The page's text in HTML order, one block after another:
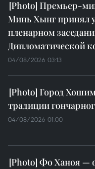
Премьер-
Минь Хынг принял
пленарном
Дипломатической
04/08/2026 03:13
Город
традиции
04/08/2026 01:00
Фо Ханоя —